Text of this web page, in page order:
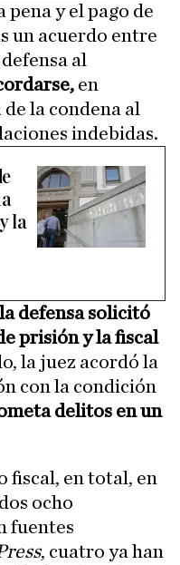
pena y el pago de
un acuerdo entre
al
en
la condena al
indebidas.
la
defensa solicitó
prisión y la fiscal
la juez acordó la
con la condición
delitos en un
fiscal, en total, en
ocho
fuentes
, cuatro ya han